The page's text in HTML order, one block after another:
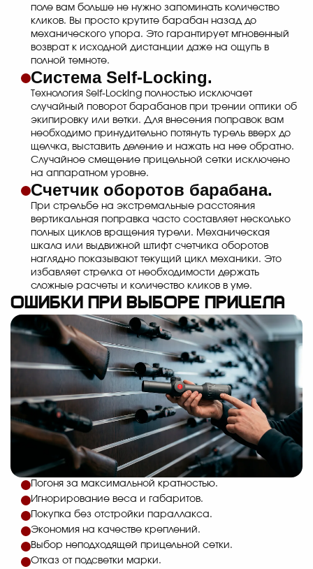
поле вам больше не нужно запоминать количество
кликов. Вы просто крутите барабан назад до
механического упора. Это гарантирует мгновенный
возврат к исходной дистанции даже на ощупь в
полной темноте.
Система Self-Locking.
Технология Self-Locking полностью исключает
случайный поворот барабанов при трении оптики об
экипировку или ветки. Для внесения поправок вам
необходимо принудительно потянуть турель вверх до
щелчка, выставить деление и нажать на нее обратно.
Случайное смещение прицельной сетки исключено
на аппаратном уровне.
Счетчик оборотов барабана.
При стрельбе на экстремальные расстояния
вертикальная поправка часто составляет несколько
полных циклов вращения турели. Механическая
шкала или выдвижной штифт счетчика оборотов
наглядно показывают текущий цикл механики. Это
избавляет стрелка от необходимости держать
сложные расчеты и количество кликов в уме.
Ошибки при выборе прицела
Погоня за максимальной кратностью.
Игнорирование веса и габаритов.
Покупка без отстройки параллакса.
Экономия на качестве креплений.
Выбор неподходящей прицельной сетки.
Отказ от подсветки марки.